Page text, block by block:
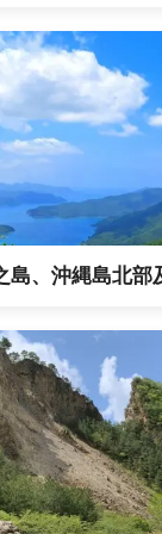
島、沖縄島北部